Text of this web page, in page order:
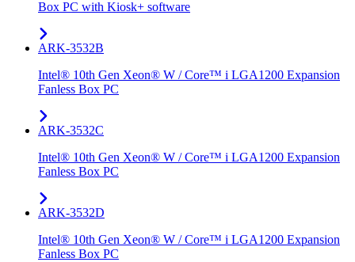
Box PC with Kiosk+ software
ARK-3532B
Intel® 10th Gen Xeon® W / Core™ i LGA1200 Expansion
Fanless Box PC
ARK-3532C
Intel® 10th Gen Xeon® W / Core™ i LGA1200 Expansion
Fanless Box PC
ARK-3532D
Intel® 10th Gen Xeon® W / Core™ i LGA1200 Expansion
Fanless Box PC